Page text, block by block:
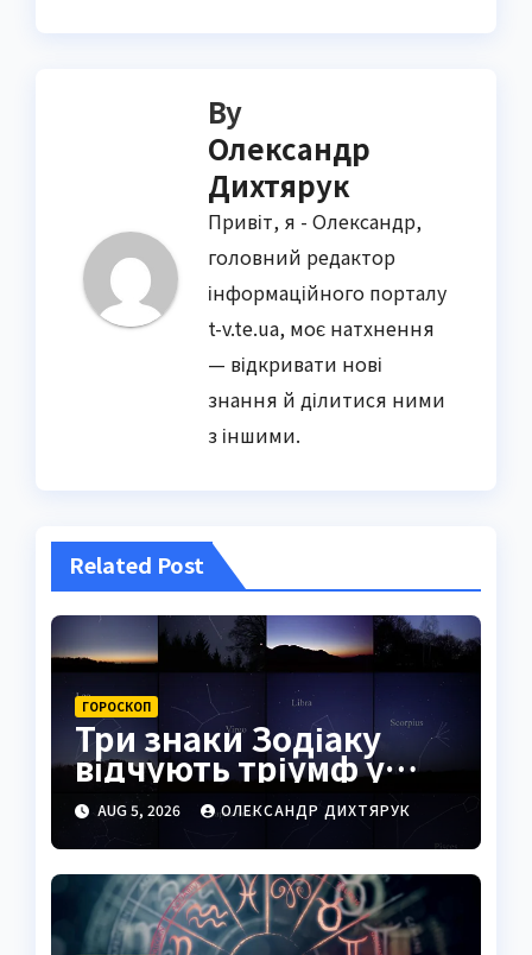
By
Олександр
Дихтярук
Привіт, я - Олександр,
головний редактор
інформаційного порталу
t-v.te.ua, моє натхнення
— відкривати нові
знання й ділитися ними
з іншими.
Related Post
ГОРОСКОП
Три знаки Зодіаку
відчують тріумф у
справах уже
найближчими днями
AUG 5, 2026 ОЛЕКСАНДР ДИХТЯРУК